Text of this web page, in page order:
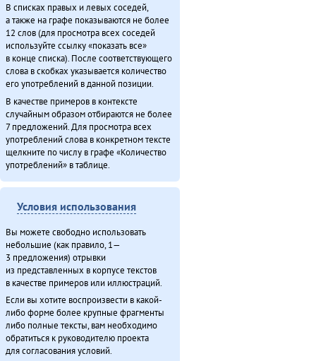
В списках правых и левых соседей,
а также на графе показываются не более
12 слов (для просмотра всех соседей
используйте ссылку «показать все»
в конце списка). После соответствующего
слова в скобках указывается количество
его употреблений в данной позиции.
В качестве примеров в контексте
случайным образом отбираются не более
7 предложений. Для просмотра всех
употреблений слова в конкретном тексте
щелкните по числу в графе «Количество
употреблений» в таблице.
Условия использования
Вы можете свободно использовать
небольшие (как правило, 1—
3 предложения) отрывки
из представленных в корпусе текстов
в качестве примеров или иллюстраций.
Если вы хотите воспроизвести в какой-
либо форме более крупные фрагменты
либо полные тексты, вам необходимо
обратиться к руководителю проекта
для согласования условий.